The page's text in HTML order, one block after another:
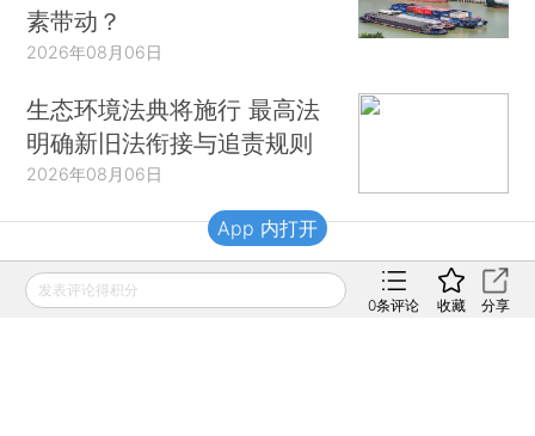
素带动？
2026年08月06日
生态环境法典将施行 最高法
明确新旧法衔接与追责规则
2026年08月06日
财新移动
发表评论得积分
0条评论 收藏 分享
App 内打开